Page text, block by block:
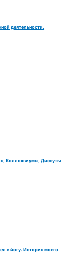
деятельности.
Коллоквиумы, Диспуты
в йогу. История моего